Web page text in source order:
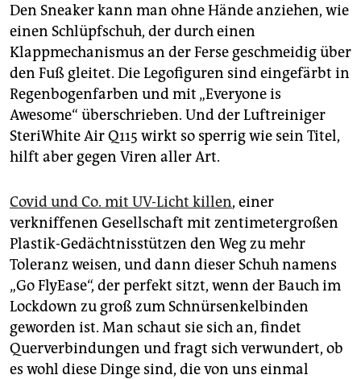
abo
genossenschaft
epaper login
Den Sneaker kann man ohne Hände anziehen, wie
einen Schlüpfschuh, der durch einen
Klappmechanismus an der Ferse geschmeidig über
den Fuß gleitet. Die Legofiguren sind eingefärbt in
Regenbogenfarben und mit „Everyone is
Awesome“ überschrieben. Und der Luftreiniger
SteriWhite Air Q115 wirkt so sperrig wie sein Titel,
hilft aber gegen Viren aller Art.
Covid und Co. mit UV-Licht killen, einer
verkniffenen Gesellschaft mit zentimetergroßen
Plastik-Gedächtnisstützen den Weg zu mehr
Toleranz weisen, und dann dieser Schuh namens
„Go FlyEase“, der perfekt sitzt, wenn der Bauch im
Lockdown zu groß zum Schnürsenkelbinden
geworden ist. Man schaut sie sich an, findet
Querverbindungen und fragt sich verwundert, ob
es wohl diese Dinge sind, die von uns einmal